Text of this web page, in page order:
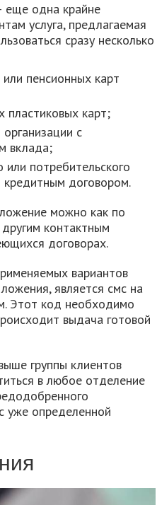
еще одна крайне
услуга, предлагаемая
сразу несколько
пенсионных карт
карт;
с
вклада;
потребительского
договором.
можно как по
контактным
договорах.
вариантов
является смс на
Этот код необходимо
выдача готовой
группы клиентов
в любое отделение
уже определенной